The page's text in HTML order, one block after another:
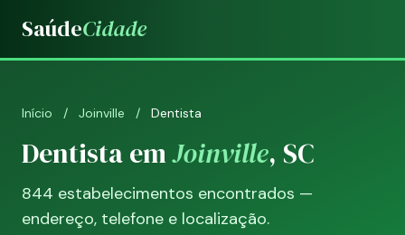
SaúdeCidade
Início / Joinville / Dentista
Dentista emJoinville, SC
844 estabelecimentos encontrados —
endereço, telefone e localização.